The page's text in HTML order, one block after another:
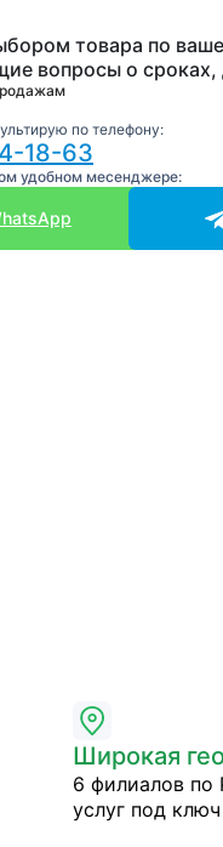
товара по
вопросы о сроках,
по телефону:
18-63
удобном месенджере:
Широкая
6 филиалов по
услуг под